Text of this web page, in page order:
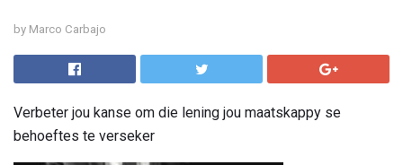
by Marco Carbajo
Verbeter jou kanse om die lening jou maatskappy se
behoeftes te verseker